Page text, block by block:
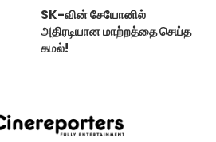
SK-வின் சேயோனில்
அதிரடியான மாற்றத்தை செய்த
கமல்!